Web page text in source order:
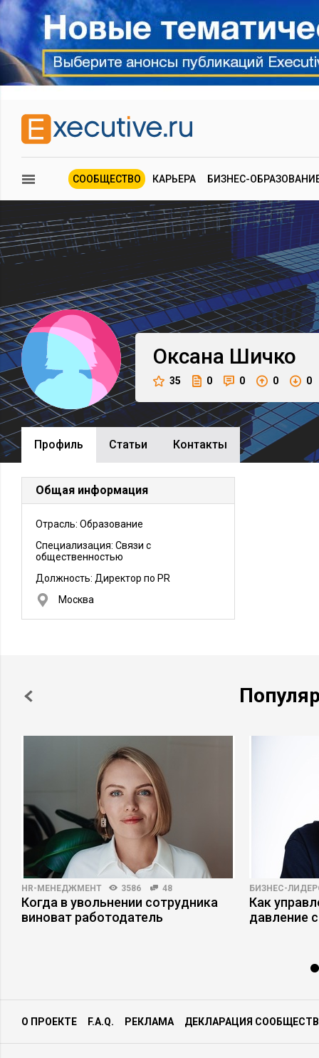
СООБЩЕСТВО КАРЬЕРА БИЗНЕС-
Оксана Шичко
35 0 0 0 0
Профиль Cтатьи Контакты
Общая информация
Отрасль: Образование
Специализация: Связи с
общественностью
Должность: Директор по PR
Москва
HR-МЕНЕДЖМЕНТ 3586 48
Когда в увольнении сотрудника
виноват работодатель
БИЗНЕС-
Как
давление
О ПРОЕКТЕ F.A.Q. РЕКЛАМА ДЕКЛАРАЦИЯ